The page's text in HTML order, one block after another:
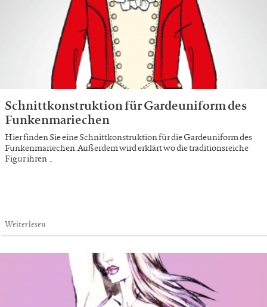
Schnittkonstruktion für Gardeuniform des
Funkenmariechen
Hier finden Sie eine Schnittkonstruktion für die Gardeuniform des
Funkenmariechen. Außerdem wird erklärt wo die traditionsreiche
Figur ihren …
Weiterlesen